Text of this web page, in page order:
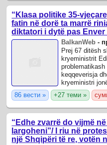
“Klasa politike 35-
fatin në dorë ta marrë
diktatori i dytë pas
nëse…
BalkanWeb -
Prej 67 ditësh
kryeministrit
keqqeverisja
kryeministri
vullnetin e
86 вести » +27 теми »
“Edhe zvarrë do vijmë
largoheni”/ I riu në
një Shqipëri të re, votën